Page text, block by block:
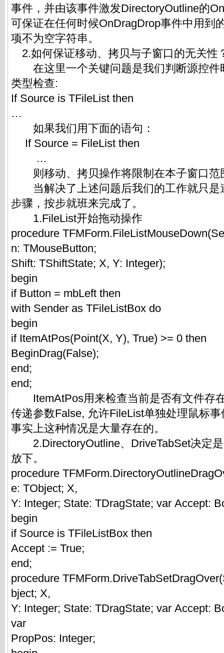
事件，并由该事件激发DirectoryOutline的
可保证在任何时候OnDragDrop事件中用到
项不为空字符串。
2.如何保证移动、拷贝与子窗口的无关性
在这里一个关键问题是我们判断源控件
类型检查:
If Source is TFileList then
…
如果我们用下面的语句：
If Source = FileList then
…
则移动、拷贝操作将限制在本子窗口范
当解决了上述问题后我们的工作就只是
步骤，按步就班来完成了。
1.FileList开始拖动操作
procedure
n: TMouseButton;
Shift: TShiftState; X, Y: Integer);
begin
if Button = mbLeft then
with Sender as TFileListBox do
begin
if ItemAtPos(Point(X, Y), True) >= 0 then
BeginDrag(False);
end;
end;
ItemAtPos用来检查当前是否有文件存
传递参数False, 允许FileList单独处理鼠标
事实上这种情况是大量存在的。
2.DirectoryOutline、DriveTabSet决定是
放下。
procedure
e: TObject; X,
Y: Integer; State: TDragState; var Accept:
begin
if Source is TFileListBox then
Accept := True;
end;
procedure
bject; X,
Y: Integer; State: TDragState; var Accept:
var
PropPos: Integer;